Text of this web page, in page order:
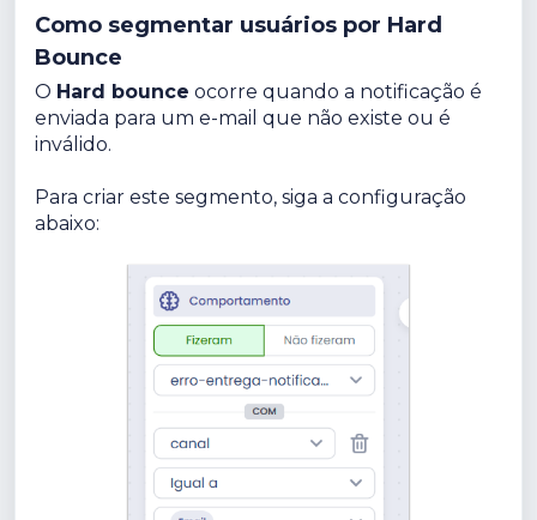
Como segmentar usuários por Hard
Bounce
O Hard bounce ocorre quando a notificação é
enviada para um e-mail que não existe ou é
inválido.
Para criar este segmento, siga a configuração
abaixo: